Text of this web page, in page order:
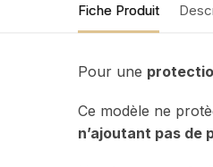
Fiche Produit
Pour une
Ce modèle ne
n’ajoutant pas de